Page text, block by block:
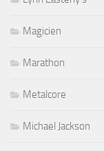
Magicien
Marathon
Metalcore
Michael Jackson